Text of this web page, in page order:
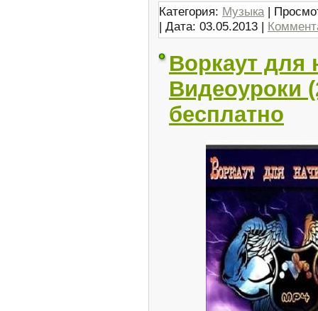
Категория: Музыка |
| Дата: 03.05.2013 |
Воркаут
Видеоуроки
бесплатно